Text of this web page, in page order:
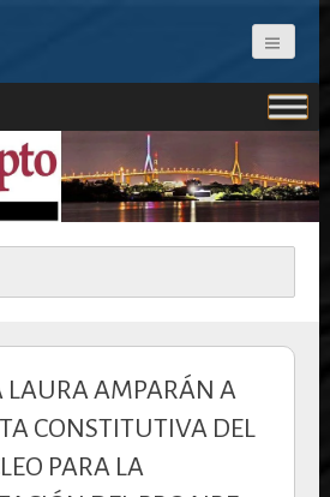
NOTICIAS
LAURA AMPARÁN A
CONSTITUTIVA DEL
PARA LA